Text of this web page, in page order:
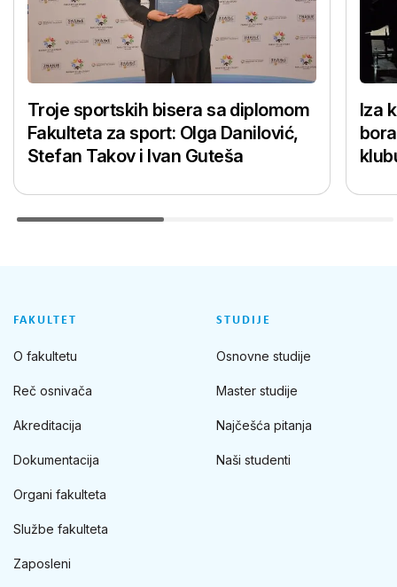
Troje sportskih bisera sa diplomom
Fakulteta za sport: Olga Danilović,
Stefan Takov i Ivan Guteša
Iza
FAKULTET
O fakultetu
Reč osnivača
Akreditacija
Dokumentacija
Organi fakulteta
Službe fakulteta
Zaposleni
STUDIJE
Osnovne studije
Master studije
Najčešća pitanja
Naši studenti